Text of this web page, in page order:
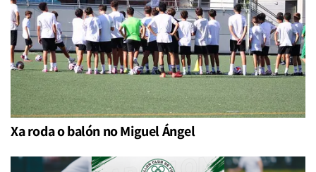
Xa roda o balón no Miguel Ángel